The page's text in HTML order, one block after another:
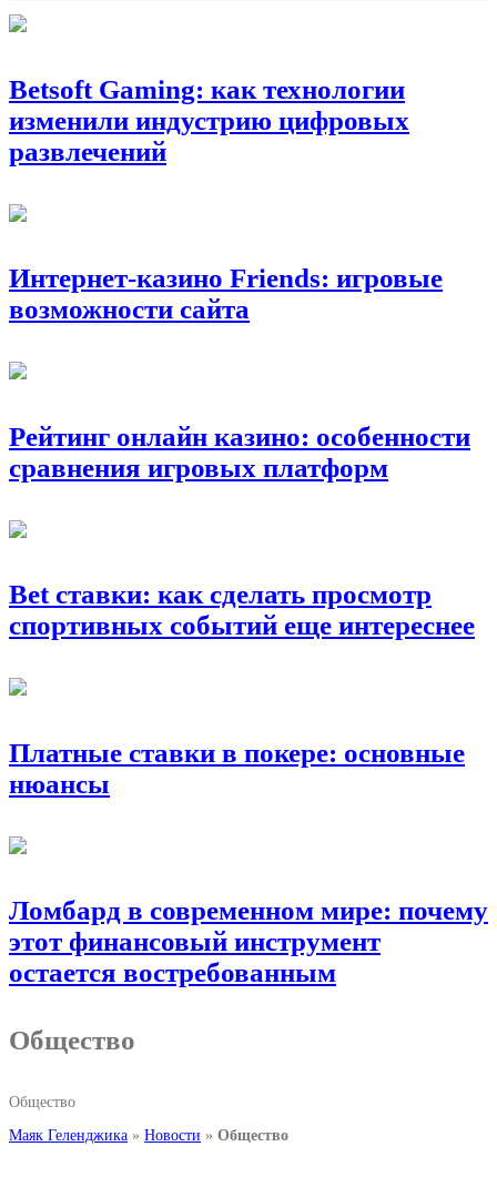
Betsoft Gaming: как технологии
изменили индустрию цифровых
развлечений
Интернет-казино Friends: игровые
возможности сайта
Рейтинг онлайн казино: особенности
сравнения игровых платформ
Bet ставки: как сделать просмотр
спортивных событий еще интереснее
Платные ставки в покере: основные
нюансы
Ломбард в современном мире: почему
этот финансовый инструмент
остается востребованным
Общество
Общество
Маяк Геленджика » Новости » Общество